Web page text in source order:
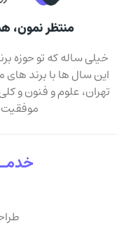
منتظر نمون،
خیلی ساله که تو حوزه
این سال ها با برند
تهران، علوم و فنون و